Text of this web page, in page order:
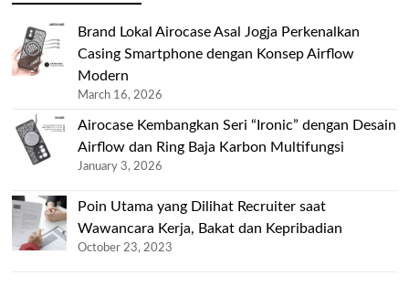
Brand Lokal Airocase Asal Jogja Perkenalkan
Casing Smartphone dengan Konsep Airflow
Modern
March 16, 2026
Airocase Kembangkan Seri “Ironic” dengan Desain
Airflow dan Ring Baja Karbon Multifungsi
January 3, 2026
Poin Utama yang Dilihat Recruiter saat
Wawancara Kerja, Bakat dan Kepribadian
October 23, 2023